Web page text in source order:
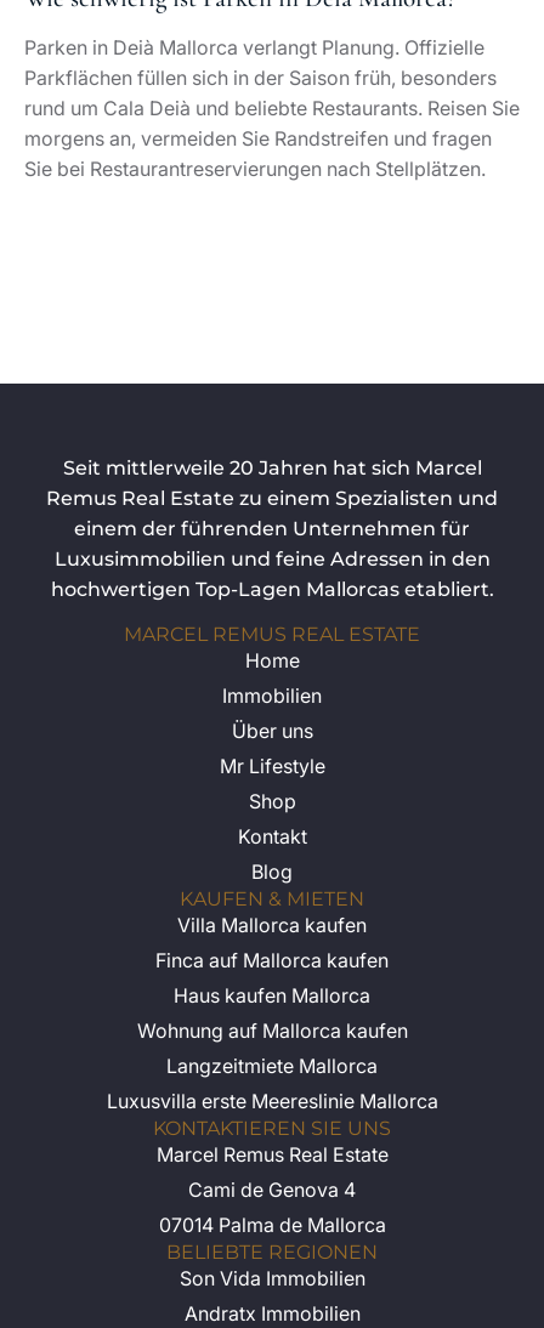
Seit mittlerweile 20 Jahren hat sich Marcel
Remus Real Estate zu einem Spezialisten und
einem der führenden Unternehmen für
Luxusimmobilien und feine Adressen in den
hochwertigen Top-Lagen Mallorcas etabliert.
Shop
Blog
Villa Mallorca kaufen
Haus kaufen Mallorca
Langzeitmiete Mallorca
Luxusvilla erste Meereslinie Mallorca
Marcel Remus Real Estate
Cami de Genova 4
07014 Palma de Mallorca
BELIEBTE REGIONEN
Son Vida Immobilien
Andratx Immobilien
Bendinat Immobilien
Santa Ponsa Immobilien
Calvia Immobilien
Puerto Portals Immobilien
Copyright 2026 Marcel Remus.
Alle Rechte vorbehalten.
Impressum
Datenschutz